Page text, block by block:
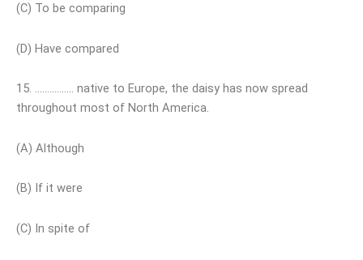
(C) To be comparing
(D) Have compared
15. ……………. native to Europe, the daisy has now spread
throughout most of North America.
(A) Although
(B) If it were
(C) In spite of